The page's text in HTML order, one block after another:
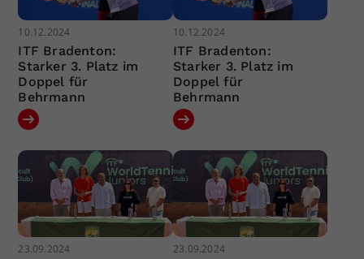
10.12.2024
ITF Bradenton:
Starker 3. Platz im
Doppel für
Behrmann
10.12.2024
ITF Bradenton:
Starker 3. Platz im
Doppel für
Behrmann
23.09.2024 23.09.2024